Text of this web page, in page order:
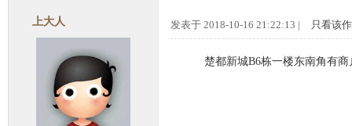
上大人 发表于 2018-10-16 21:22:13 | 只看该
楚都新城B6栋一楼东南角有